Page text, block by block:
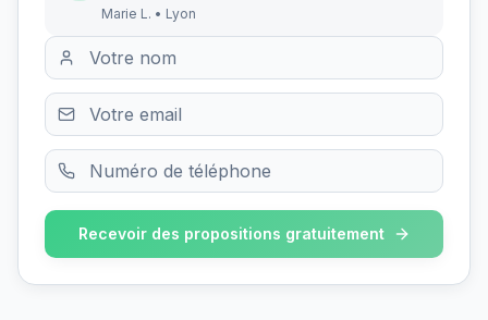
Marie L. • Lyon
Recevoir des propositions gratuitement